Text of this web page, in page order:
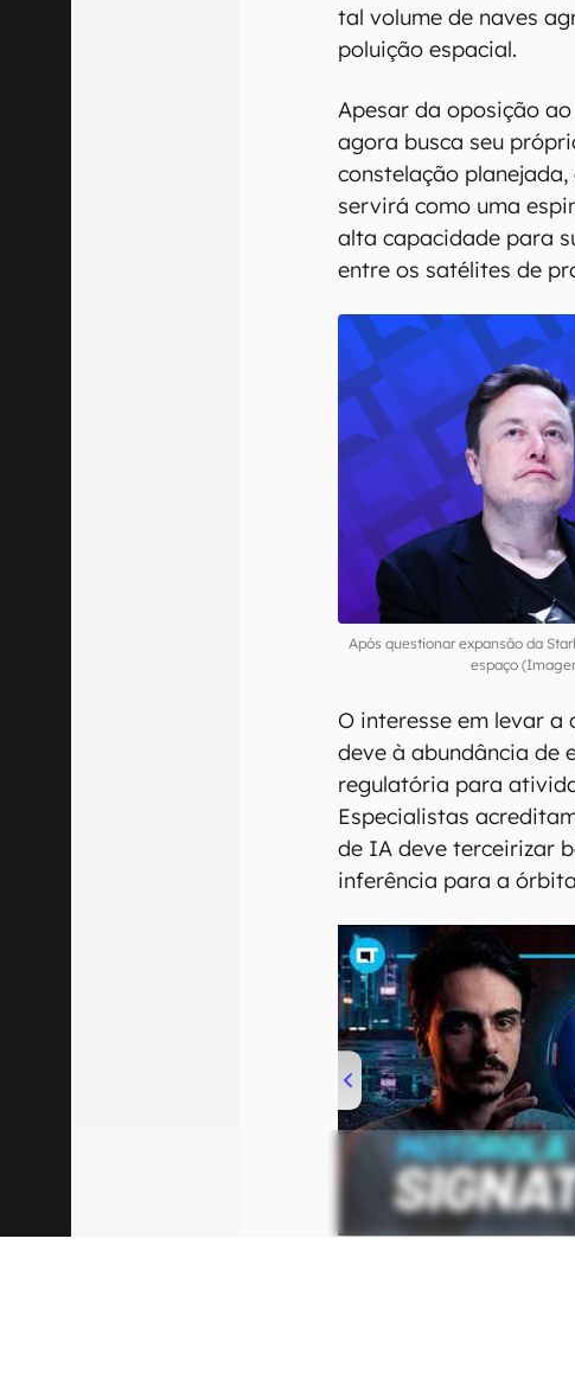
tal volume de naves
poluição espacial.
Apesar da oposição
agora busca seu
constelação planejada,
servirá como uma
alta capacidade para
entre os satélites de
Após questionar expansão da
espaço
O interesse em levar
deve à abundância de
regulatória para
Especialistas
de IA deve terceirizar
inferência para a
00:00/20:46